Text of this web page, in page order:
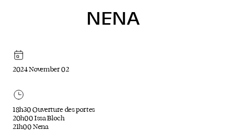
NENA
2024 November 02
18h30 Ouverture des portes
20h00 Issa Bloch
21h00 Nena